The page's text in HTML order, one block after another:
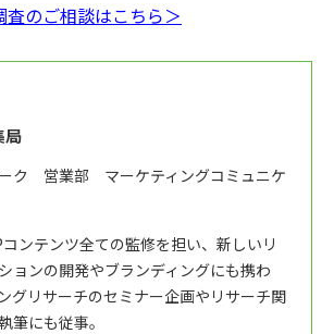
のご相談はこちら＞
局
ク 営業部 マーケティングコミュニケ
ンテンツ全ての監修を担い、新しいリ
ョンの開発やブランディングにも携わ
グリサーチのセミナー企画やリサーチ関
筆にも従事。